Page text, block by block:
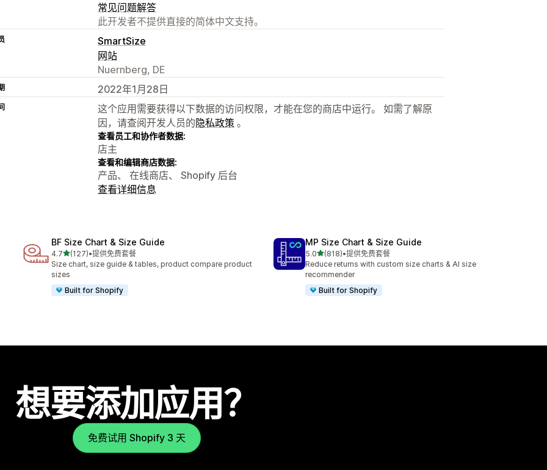
常见问题解答
此开发者不提供直接的简体中文支持。
SmartSize
网站
Nuernberg, DE
2022年1月28日
这个应用需要获得以下数据的访问权限，才能在您的商店中运行。 如需了解原
因，请查阅开发人员的隐私政策 。
查看员工和协作者数据:
店主
查看和编辑商店数据:
产品、 在线商店、 Shopify 后台
查看详细信息
BF Size Chart & Size Guide
4.7星（满分 5 星）
(127)
总共 127 条评论
•提供免费套餐
Size chart, size guide & tables, product compare product
sizes
Built for Shopify
MP Size Chart & Size Guide
5.0星（满分 5 星）
(818)
总共 818 条评论
•提供免费套餐
Reduce returns with custom size charts & AI size
recommender
Built for Shopify
想要添加应用？
免费试用 Shopify 3 天